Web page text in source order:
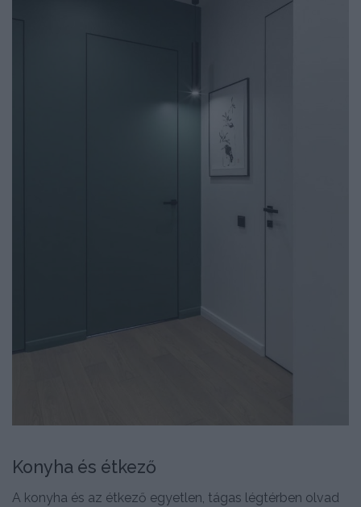
Konyha és étkező
A konyha és az étkező egyetlen, tágas légtérben olvad